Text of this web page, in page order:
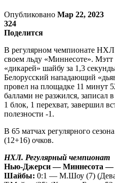
Опубликовано Мар 22, 2023
324
Поделится
В регулярном чемпионате НХЛ
своем льду «Миннесоте».
«дикарей» шайбу за 1,3
Белорусский нападающий
провел на площадке 11 минут
баллами не разжился, записал
1 блок, 1 перехват, завершил
полезности -1.
В 65 матчах регулярного
(12+16) очков.
НХЛ. Регулярный чемпионат
Нью-Джерси — Миннесота —
Шайбы: 0:1 — М.Шоу (7)